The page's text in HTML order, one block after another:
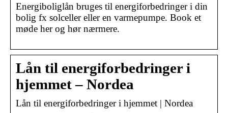
Energiboliglån bruges til energiforbedringer i din
bolig fx solceller eller en varmepumpe. Book et
møde her og hør nærmere.
Lån til energiforbedringer i
hjemmet – Nordea
Lån til energiforbedringer i hjemmet | Nordea